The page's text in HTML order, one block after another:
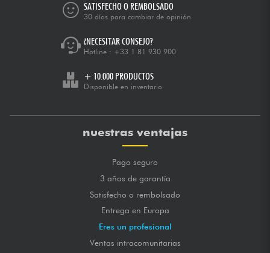
SATISFECHO O REMBOLSADO
30 días para cambiar de opinión
¿NECESITAR CONSEJO?
Hotline : +33 1 81 930 900
+ 10.000 PRODUCTOS
Disponible en inventario
nuestras ventajas
Pago seguro
3 años de garantía
Satisfecho o rembolsado
Entrega en Europa
Eres un profesional
Ventas intracomunitarias